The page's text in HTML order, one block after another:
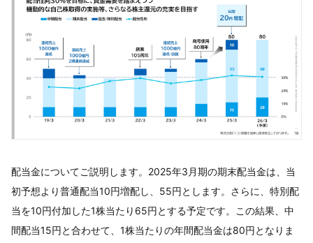
配当金についてご説明します。2025年3月期の期末配当金は、当
初予想より普通配当10円増配し、55円とします。さらに、特別配
当を10円付加した1株当たり65円とする予定です。この結果、中
間配当15円と合わせて、1株当たりの年間配当金は80円となりま